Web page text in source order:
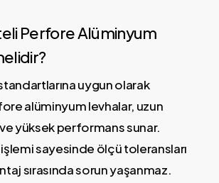
Perfore Alüminyum
uygun olarak
alüminyum levhalar, uzun
yüksek performans sunar.
sayesinde ölçü toleransları
sırasında sorun yaşanmaz.